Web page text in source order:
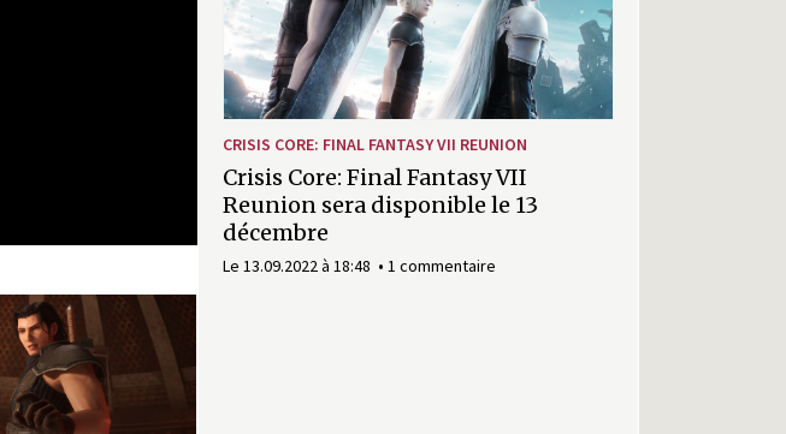
CRISIS CORE: FINAL FANTASY VII REUNION
Crisis Core: Final Fantasy VII
Reunion sera disponible le 13
décembre
Le 13.09.2022 à 18:48 1 commentaire